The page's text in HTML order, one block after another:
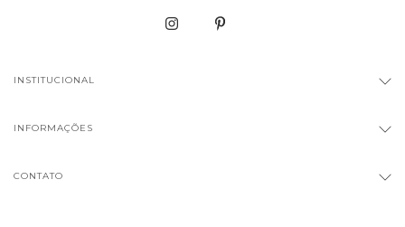
INSTITUCIONAL
INFORMAÇÕES
CONTATO